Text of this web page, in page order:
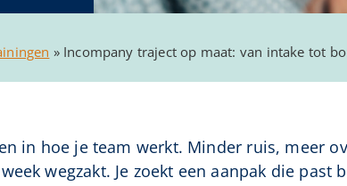
» Incompany traject op maat: van intake tot
in hoe je team werkt. Minder ruis, meer
wegzakt. Je zoekt een aanpak die